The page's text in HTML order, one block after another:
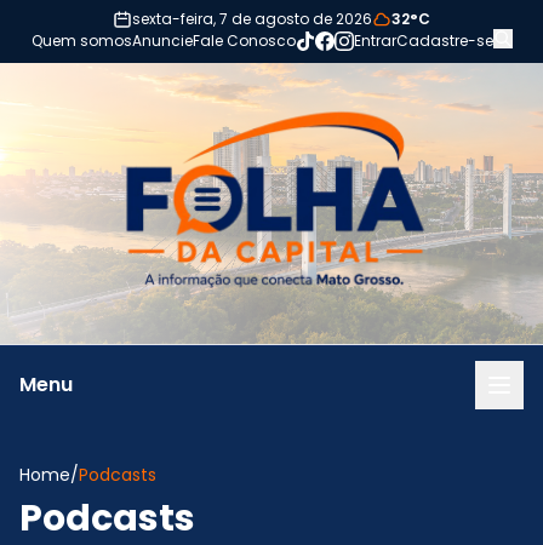
Pular para o conteúdosexta-feira, 7 de agosto de 2026
32°C
Quem somosAnuncieFale Conosco EntrarCadastre-se
Menu
Home/Podcasts
Podcasts